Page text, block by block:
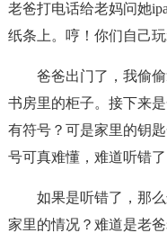
老爸打电话给老妈问她
纸条上。哼！你们自己玩
爸爸出门了，我偷
书房里的柜子。接下来
有符号？可是家里的钥
号可真难懂，难道听错
如果是听错了，那
家里的情况？难道是老